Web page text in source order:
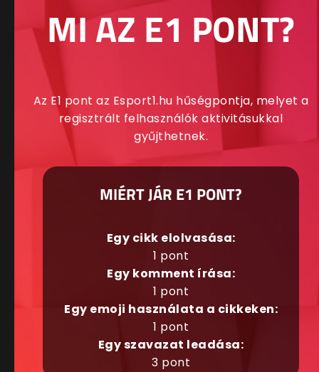
MI AZ E1 PONT?
Az E1 pont az Esport1.hu hűségpontja, melyet a
regisztrált felhasználók aktivitásukkal
gyűjthetnek.
MIÉRT JÁR E1 PONT?
Egy cikk elolvasása:
1 pont
Egy komment írása:
1 pont
Egy emoji használata a cikkeken:
1 pont
Egy szavazat leadása:
3 pont